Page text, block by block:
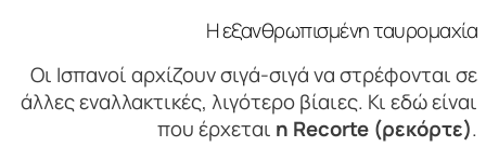
Η εξανθρωπισμένη ταυρομαχία
Οι Ισπανοί αρχίζουν σιγά-σιγά να στρέφονται σε
άλλες εναλλακτικές, λιγότερο βίαιες. Κι εδώ είναι
που έρχεται η Recorte (ρεκόρτε).